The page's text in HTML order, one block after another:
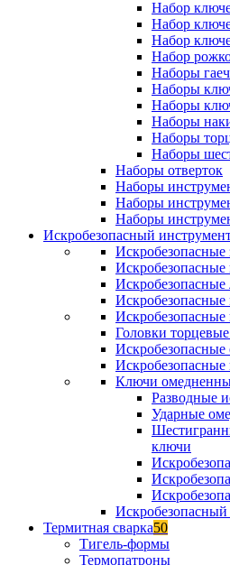
Набор
Набор
Набор
Набор
Наборы
Наборы
Наборы
Наборы
Наборы
Наборы
Наборы отверток
Наборы
Наборы
Наборы
Искробезопасный
Искробезопасные
Искробезопасные
Головки
Искробезопасные
Ключи
Разводные
Ударные
ключи
Термитная сварка50
Тигель-формы
Термопатроны